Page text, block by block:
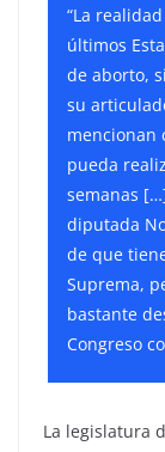
“La
últimos
de aborto,
su
mencionan
pueda
semanas
diputada
de que
Suprema,
bastante
Congreso
La legislatura